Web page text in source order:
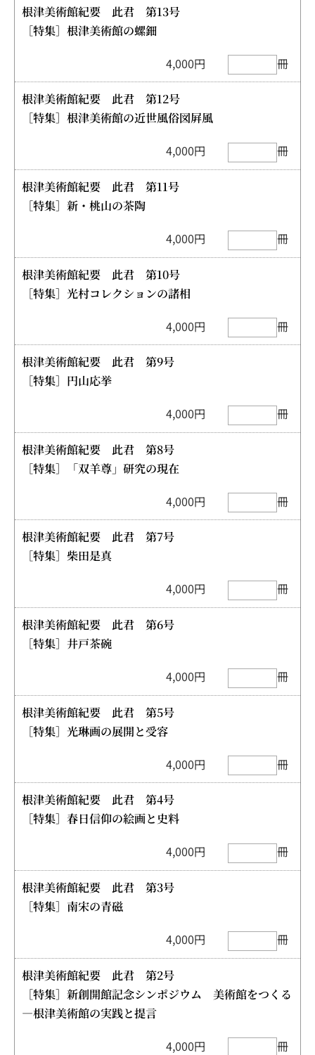
根津美術館紀要 此君 第13号
［特集］根津美術館の螺鈿
4,000円
冊
根津美術館紀要 此君 第12号
［特集］根津美術館の近世風俗図屛風
4,000円
冊
根津美術館紀要 此君 第11号
［特集］新・桃山の茶陶
4,000円
冊
根津美術館紀要 此君 第10号
［特集］光村コレクションの諸相
4,000円
冊
根津美術館紀要 此君 第9号
［特集］円山応挙
4,000円
冊
根津美術館紀要 此君 第8号
［特集］「双羊尊」研究の現在
4,000円
冊
根津美術館紀要 此君 第7号
［特集］柴田是真
4,000円
冊
根津美術館紀要 此君 第6号
［特集］井戸茶碗
4,000円
冊
根津美術館紀要 此君 第5号
［特集］光琳画の展開と受容
4,000円
冊
根津美術館紀要 此君 第4号
［特集］春日信仰の絵画と史料
4,000円
冊
根津美術館紀要 此君 第3号
［特集］南宋の青磁
4,000円
冊
根津美術館紀要 此君 第2号
［特集］新創開館記念シンポジウム 美術館をつくる
—根津美術館の実践と提言
4,000円
冊